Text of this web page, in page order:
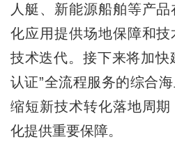
人艇、新能源船舶等产
化应用提供场地保障和
技术迭代。接下来将加快
认证”全流程服务的综合
缩短新技术转化落地周
化提供重要保障。